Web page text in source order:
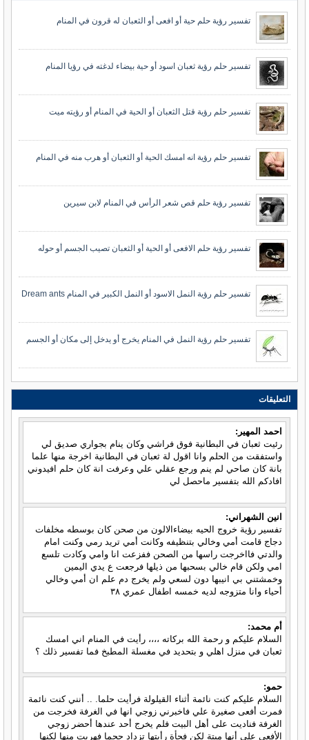
تفسير رؤية حلم حية أو افعى أو الثعبان له قرون في المنام
تفسير حلم رؤية ثعبان اسود أو حية بيضاء لدغته في رؤيا المنام
تفسير حلم رؤية قتل الثعبان أو الحية في المنام أو رؤيته ميت
تفسير حلم رؤية انه امسك الحية أو الثعبان أو هرب منه في المنام
تفسير رؤية حلم قص شعر الرأس في المنام لابن سيرين
تفسير رؤية حلم الافعى أو الحية أو الثعبان تصيب الجسم أو حوله
تفسير حلم رؤية النمل الاسود أو النمل الكبير في المنام Dream ants
تفسير حلم رؤية النمل في المنام يخرج أو يدخل إلى مكان أو الجسم
التعليقات
احمد المهير:
رئيت ثعبان في البطانية فوق فراشي وكان ينام بجواري صديق لي
واستفقت من الحلم وانا اقول لة ثعبان في البطانية اخرجة منها علما
بانة كان صاحي لم ينم ورجع عقلي علي وعرفت انة كان حلم افيدوني
افادكم الله بتفسير ماحصل لي
انين الشهراني:
تفسير رؤية خروج الحيه بيضاءالالون من صحن كان بوسطه مخلفات
دجاج قامت أمي وخالي بتنظيفه وكانت أمي تريد رمي وكنت امام
والدتي فااخرجت راسها من الصحن ففزعت انا وامي وكادت تلسع
امي ولكن قام خالي بسحبها من ذيلها فرجعت ع يدي اليمين
وخمشتني بي انيبها دون لسعي ولم يخرج دم علم ان أمي وخالي
أحياء وانا متزوجه لديه خمسه اطفال عمري ٣٨
أم محمد:
السلام عليكم و رحمة الله بركاته ،،،، رأيت في المنام اني امسك
ثعبان في منزل اهلي و بتحديد في مغسلة المطبخ فما تفسير ذلك ؟
حمو:
السلام عليكم كنت نائمة أثناء القيلولة فرأيت حلما. .. أنني كنت نائمة
فمرت أفعى صغيرة علي فاخبرني زوجي انها في الغرفة فخرجت من
الغرفة فناديت على أهل البيت فلم يخرج أحد عندها أحضر زوجي
الأفعى على أنها ميتة لكن فجأة رأيتها تزداد حجما فهربت منها لكنها